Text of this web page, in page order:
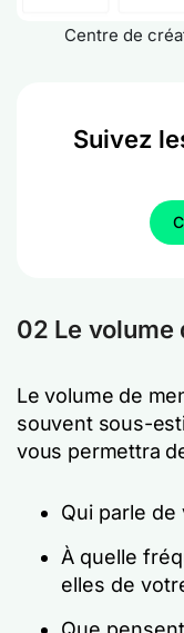
Centre de
Suivez
02 Le volume
Le volume de
souvent sous-
vous permettra
Qui parle de
À quelle
elles de